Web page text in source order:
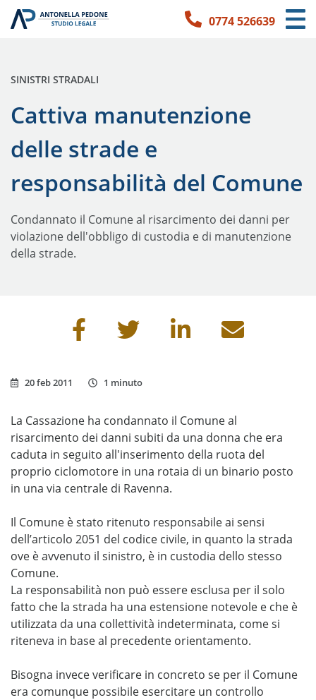
Link per l'accessibilità
Vai ai contenuti principali
Vai ai contatti0774 526639
Cattiva manutenzione
delle strade e
responsabilità del Comune
PUBBLICATO IN:
SINISTRI STRADALI
Condannato il Comune al risarcimento dei danni per
violazione dell'obbligo di custodia e di manutenzione
della strade.
Condividi questa pagina
20 feb 2011 1 minuto
La Cassazione ha condannato il Comune al
risarcimento dei danni subiti da una donna che era
caduta in seguito all'inserimento della ruota del
proprio ciclomotore in una rotaia di un binario posto
in una via centrale di Ravenna.
Il Comune è stato ritenuto responsabile ai sensi
dell’articolo 2051 del codice civile, in quanto la strada
ove è avvenuto il sinistro, è in custodia dello stesso
Comune.
La responsabilità non può essere esclusa per il solo
fatto che la strada ha una estensione notevole e che è
utilizzata da una collettività indeterminata, come si
riteneva in base al precedente orientamento.
Bisogna invece verificare in concreto se per il Comune
era comunque possibile esercitare un controllo